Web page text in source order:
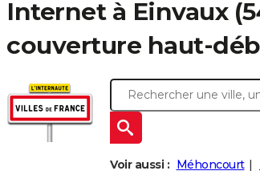
Internet à Einvaux
couverture haut-
Voir aussi : Méhoncourt